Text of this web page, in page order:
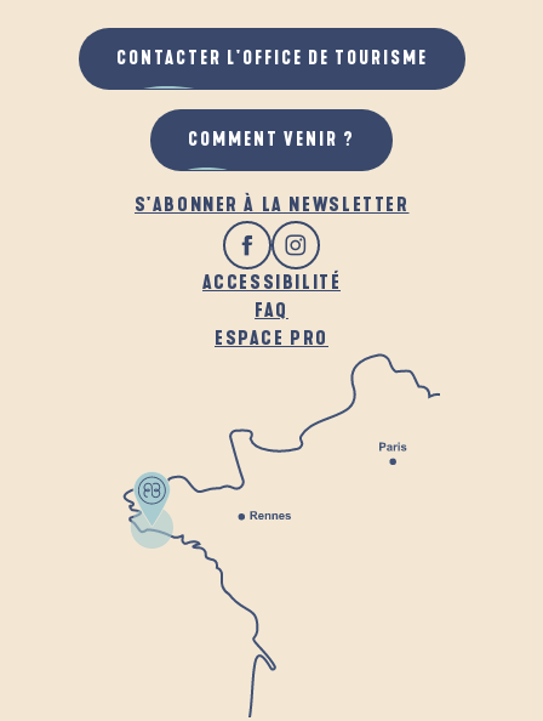
AU GRAND AIR
S'ABONNER À LA NEWSLETTER
ACCESSIBILITÉ
FAQ
ESPACE PRO
CONTACTER L'OFFICE DE TOURISME
COMMENT VENIR ?